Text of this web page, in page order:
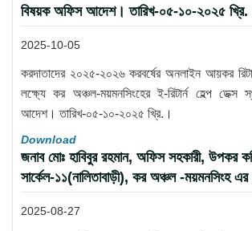
বিষয়ক অফিস আদেশ। তারিখ-০৫-১০-২০২৫
2025-10-05
করদাতাদের ২০২৫-২০২৬ করবর্ষের অনলাইন আয়কর
লক্ষ্যে কর অঞ্চল-ময়মনসিংহের ই-রিটার্ন হেল্প
আদেশ। তারিখ-০৫-১০-২০২৫ খ্রি.।
Download
জনাব মোঃ হাবিবুর রহমান, অফিস সহকারী, উপকর
সার্কেল-১১(নালিতাবাড়ী), কর অঞ্চল -ময়মনসিংহ
2025-08-27